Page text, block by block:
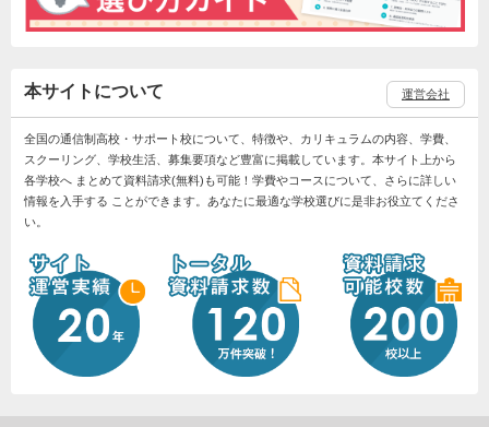
本サイトについて 運営会社
全国の通信制高校・サポート校について、特徴や、カリキュラムの内容、学費、
スクーリング、学校生活、募集要項など豊富に掲載しています。本サイト上から
各学校へ まとめて資料請求(無料)も可能！学費やコースについて、さらに詳しい
情報を入手する ことができます。あなたに最適な学校選びに是非お役立てくださ
い。